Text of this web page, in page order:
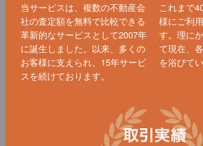
当サービスは、複数の不動産会
社の査定額を無料で比較できる
革新的なサービスとして2007年
に誕生しました。以来、多くの
お客様に支えられ、15年サービ
スを続けております。
これまで
様にご利
す。理に
て現在、
を浴びてい